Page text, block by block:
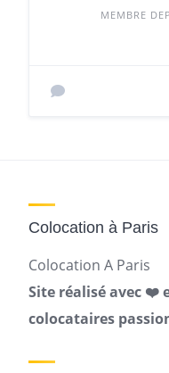
MEMBRE
Colocation à Paris
Colocation A Paris
Site réalisé avec ❤️
colocataires